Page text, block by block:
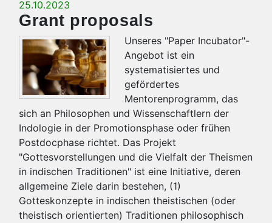
25.10.2023
Grant proposals
Unseres "Paper Incubator"-
Angebot ist ein
systematisiertes und
gefördertes
Mentorenprogramm, das
sich an Philosophen und Wissenschaftlern der
Indologie in der Promotionsphase oder frühen
Postdocphase richtet. Das Projekt
"Gottesvorstellungen und die Vielfalt der Theismen
in indischen Traditionen" ist eine Initiative, deren
allgemeine Ziele darin bestehen, (1)
Gotteskonzepte in indischen theistischen (oder
theistisch orientierten) Traditionen philosophisch